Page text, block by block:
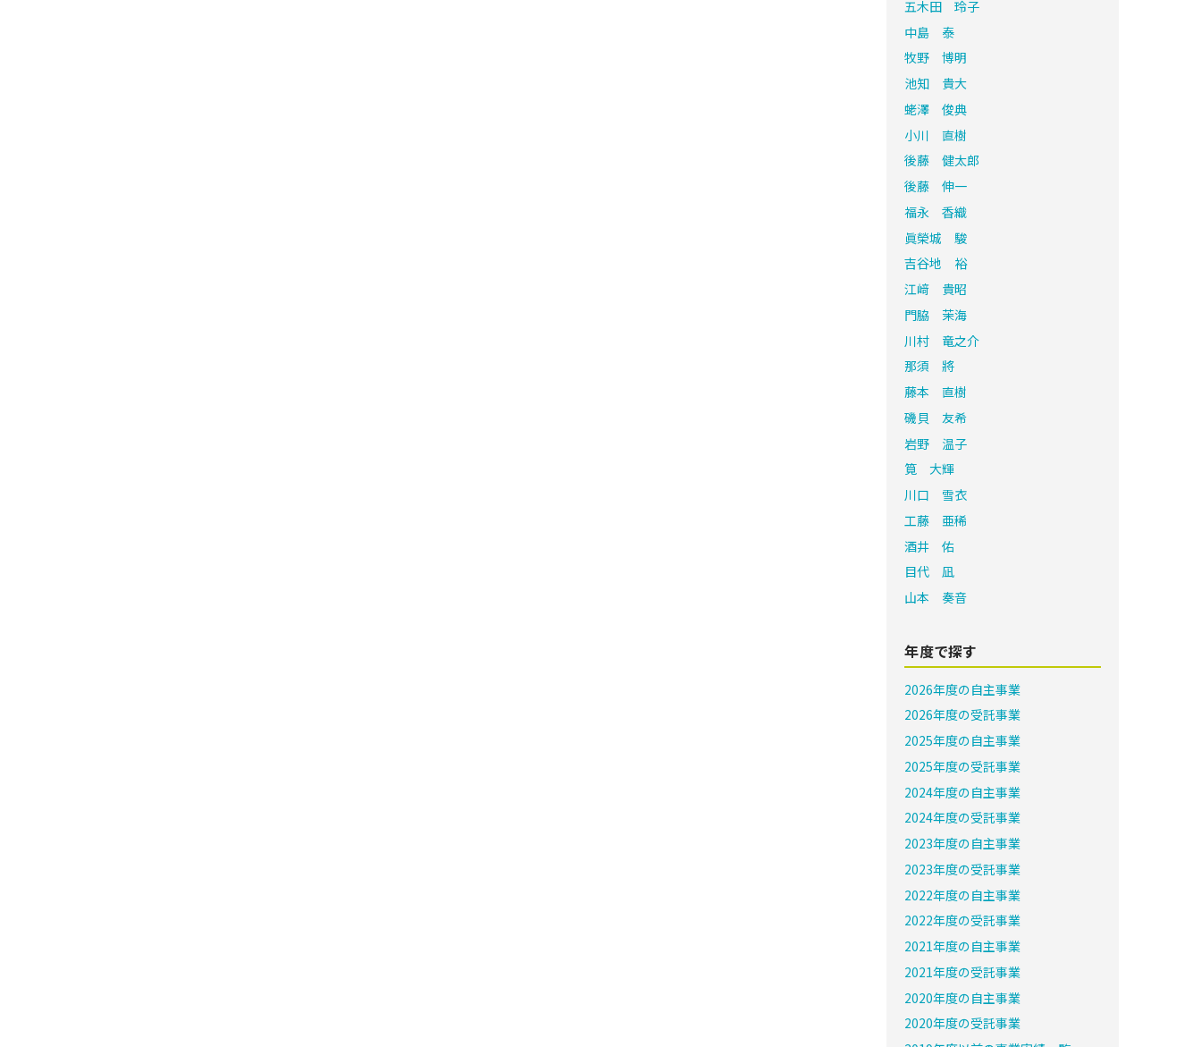
五木田 玲子
中島 泰
牧野 博明
池知 貴大
蛯澤 俊典
小川 直樹
後藤 健太郎
後藤 伸一
福永 香織
眞榮城 駿
吉谷地 裕
江﨑 貴昭
門脇 茉海
川村 竜之介
那須 將
藤本 直樹
磯貝 友希
岩野 温子
筧 大輝
川口 雪衣
工藤 亜稀
酒井 佑
目代 凪
山本 奏音
年度で探す
2026年度の自主事業
2026年度の受託事業
2025年度の自主事業
2025年度の受託事業
2024年度の自主事業
2024年度の受託事業
2023年度の自主事業
2023年度の受託事業
2022年度の自主事業
2022年度の受託事業
2021年度の自主事業
2021年度の受託事業
2020年度の自主事業
2020年度の受託事業